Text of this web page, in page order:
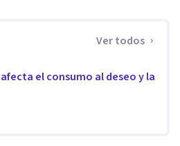
responsabilidad así como mi ética
Ver todos
el consumo al deseo y la